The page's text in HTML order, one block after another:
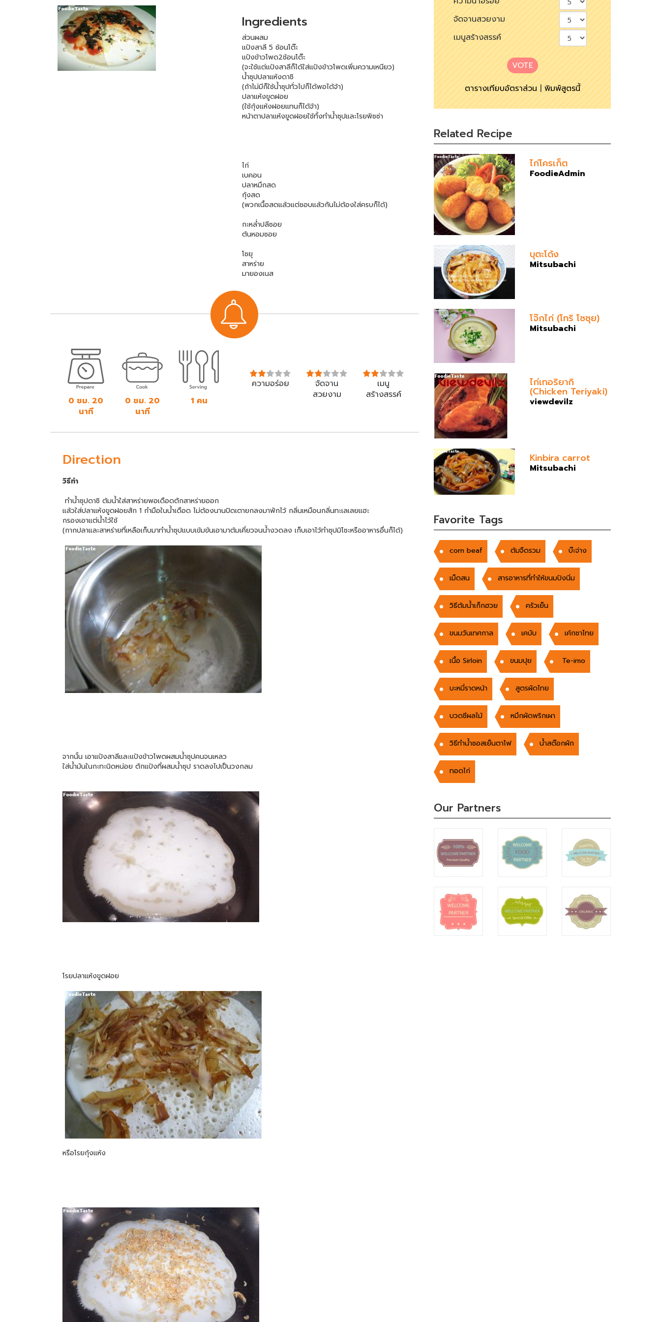
Ingredients
ส่วนผสม
แป้งสาลี 5 ช้อนโต๊ะ
แป้งข้าวโพด2ช้อนโต๊ะ
(จะใช้แต่แป้งสาลีก็ได้ใส่แป้งข้าวโพดเพิ่มความเหนียว)
น้ำซุปปลาแห้งดาชิ
(ถ้าไม่มีก็ใช้น้ำซุปทั่วไปก็ได้พอได้จ้า)
ปลาแห้งขูดฝอย
(ใช้กุ้งแห้งฝอยแทนก็ได้จ้า)
หน้าตาปลาแห้งขูดฝอยใช้ทั้งทำน้ำซุปและโรยพิซซ่า
ไก่
เบคอน
ปลาหมึกสด
กุ้งสด
(พวกเนื้อสดแล้วแต่ชอบแล้วกันไม่ต้องใส่ครบก็ได้)
กะหล่ำปลีซอย
ต้นหอมซอย
โซยุ
สาหร่าย
มายองเนส
0 ชม. 20
นาที
0 ชม. 20
นาที
1 คน
ความอร่อย
จัดจาน
สวยงาม
เมนู
สร้างสรรค์
Direction
วิธีทำ
ทำน้ำซุปดาชิ ต้มน้ำใส่สาหร่ายพอเดือดตักสาหร่ายออก
แล้วใส่ปลาแห้งขูดฝอยสัก 1 กำมือในน้ำเดือด ไม่ต้องนานปิดเตายกลงมาพักไว้ กลิ่นเหมือนกลิ่นทะเลเลยแฮะ
กรองเอาแต่น้ำไว้ใช้
(กากปลาและสาหร่ายที่เหลือเก็บมาทำน้ำซุปแบบเข้มข้นเอามาต้มเคี่ยวจนน้ำงวดลง เก็บเอาไว้ทำซุปมิโซะหรืออาหารอื่นก็ได้)
จากนั้น เอาแป้งสาลีและแป้งข้าวโพดผสมน้ำซุปคนจนเหลว
ใส่น้ำมันในกะทะนิดหน่อย ตักแป้งที่ผสมน้ำซุป ราดลงไปเป็นวงกลม
โรยปลาแห้งขูดฝอย
หรือโรยกุ้งแห้ง
จัดจานสวยงาม
เมนูสร้างสรรค์
VOTE
ตารางเทียบอัตราส่วน|พิมพ์สูตรนี้
Related Recipe
ไก่โครเก็ต
FoodieAdmin
บุตะโด้ง
Mitsubachi
โจ๊กไก่ (โทริ โซซุย)
Mitsubachi
ไก่เทอริยากิ
(Chicken Teriyaki)
viewdevilz
Kinbira carrot
Mitsubachi
Favorite Tags
corn beaf ต้มจืดรวม บ๊ะจ่าง
เม็ดสน สารอาหารที่ทำให้ขนมปังนิ่ม
วิธีต้มน้ำเก็กฮวย ครัวเย็น
ขนมวันเทศกาล เคบับ เค้กชาไทย
เนื้อ Sirloin ขนมปุย Te-imo
บะหมี่ราดหน้า สูตรผัดไทย
บวดชีผลไม้ หมึกผัดพริกเผา
วิธีทำน้ำซอสเย็นตาโฟ น้ำสต๊อกผัก
ทอดไก่
Our Partners